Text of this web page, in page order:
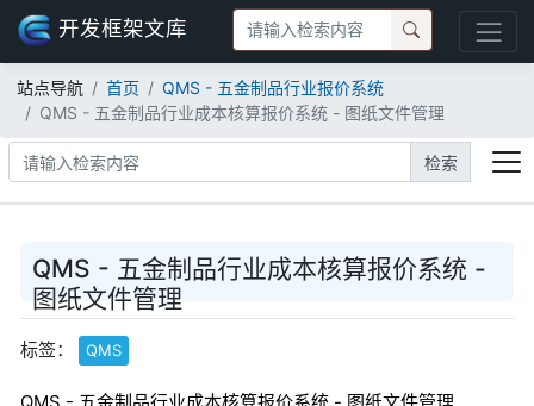
开发框架文库
站点导航 首页
QMS - 五金制品行业报价系统
QMS - 五金制品行业成本核算报价系统 - 图纸文件管理
检索
QMS - 五金制品行业成本核算报价系统 -
图纸文件管理
标签： QMS